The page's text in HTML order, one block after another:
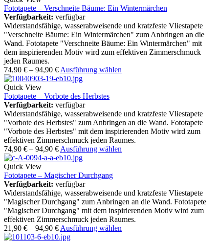
Fototapete – Verschneite Bäume: Ein Wintermärchen
Verfügbarkeit: verfügbar
Widerstandsfähige, wasserabweisende und kratzfeste Vliestapete
"Verschneite Bäume: Ein Wintermärchen" zum Anbringen an die
Wand. Fototapete "Verschneite Bäume: Ein Wintermärchen" mit
dem inspirierenden Motiv wird zum effektiven Zimmerschmuck
jeden Raumes.
74,90 € – 94,90 € Ausführung wählen
Quick View
Fototapete – Vorbote des Herbstes
Verfügbarkeit: verfügbar
Widerstandsfähige, wasserabweisende und kratzfeste Vliestapete
"Vorbote des Herbstes" zum Anbringen an die Wand. Fototapete
"Vorbote des Herbstes" mit dem inspirierenden Motiv wird zum
effektiven Zimmerschmuck jeden Raumes.
74,90 € – 94,90 € Ausführung wählen
Quick View
Fototapete – Magischer Durchgang
Verfügbarkeit: verfügbar
Widerstandsfähige, wasserabweisende und kratzfeste Vliestapete
"Magischer Durchgang" zum Anbringen an die Wand. Fototapete
"Magischer Durchgang" mit dem inspirierenden Motiv wird zum
effektiven Zimmerschmuck jeden Raumes.
21,90 € – 94,90 € Ausführung wählen